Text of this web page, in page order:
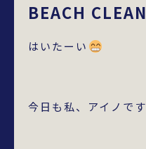
BEACH CLEAN
はいたーい
今日も私、アイノです